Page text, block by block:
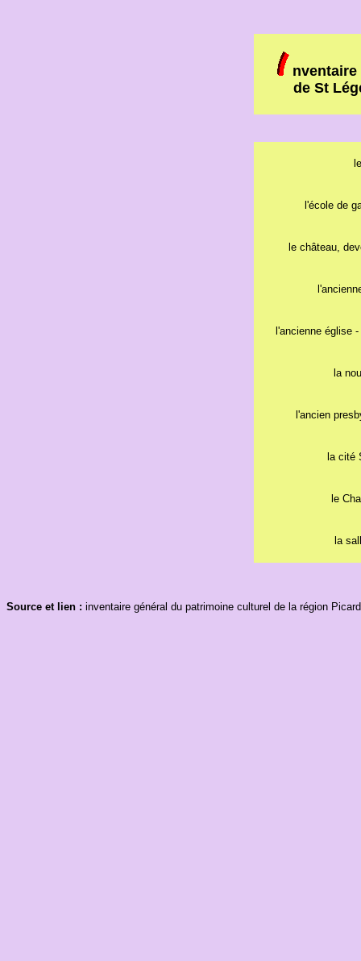
de St
l'école de
le château,
l'ancienne église
la
l'ancien
la cité
le
la
Source et lien : inventaire général du patrimoine culturel de la région